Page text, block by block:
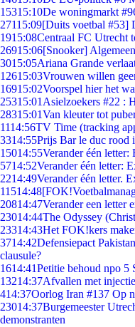
15315:10De woningmarkt
27115:09[Duits voetbal #53]
1915:08Centraal FC Utrecht
26915:06[Snooker]
3015:05Ariana Grande
12615:03Vrouwen willen
16915:02Voorspel hier het
25315:01 Asielzoekers #22 :
28315:01Van kleuter tot
1114:56TV Time (tracking
3314:55Prijs Bar le duc rood
15014:55Verander één letter:
5714:52Verander één letter:
2214:49Verander één letter.
11514:48
20814:47Verander een letter
23014:44The Odyssey
23314:43Het FOK!kers
3714:42Defensiepact
clausule?
1614:41Petitie behoud npo 5
13214:37Afvallen met
414:37Oorlog Iran #137 Op
23014:37Burgemeester
demonstranten